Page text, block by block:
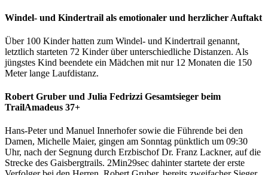
Windel- und Kindertrail als emotionaler und herzlicher Auftakt
Über 100 Kinder hatten zum Windel- und Kindertrail genannt,
letztlich starteten 72 Kinder über unterschiedliche Distanzen. Als
jüngstes Kind beendete ein Mädchen mit nur 12 Monaten die 150
Meter lange Laufdistanz.
Robert Gruber und Julia Fedrizzi Gesamtsieger beim
TrailAmadeus 37+
Hans-Peter und Manuel Innerhofer sowie die Führende bei den
Damen, Michelle Maier, gingen am Sonntag pünktlich um 09:30
Uhr, nach der Segnung durch Erzbischof Dr. Franz Lackner, auf die
Strecke des Gaisbergtrails. 2Min29sec dahinter startete der erste